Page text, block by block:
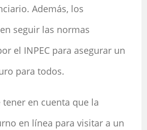
Además, los
seguir las normas
el INPEC para asegurar un
para todos.
en cuenta que la
en línea para visitar a un